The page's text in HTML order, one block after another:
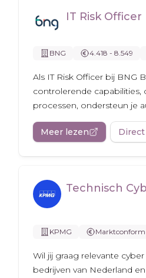
IT Risk Officer
BNG 4.418 - 8.549
Als IT Risk Officer bij BNG
controlerende capabilities,
processen, ondersteun je
Meer lezen
Technisch
KPMG Marktconform
Wil jij graag relevante
bedrijven van Nederland